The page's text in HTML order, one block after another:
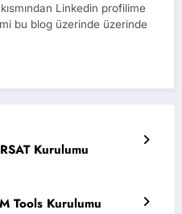
Linkedin profilime
bu blog üzerinde üzerinde
Kurulumu
Tools Kurulumu